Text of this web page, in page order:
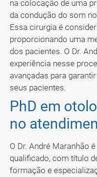
na colocação de uma
da condução do som
Essa cirurgia é
proporcionando uma
dos pacientes. O Dr.
experiência nesse
avançadas para
seus pacientes.
PhD em
no
O Dr. André Maranhão
qualificado, com título
formação e